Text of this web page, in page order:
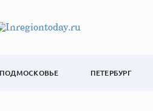
ПОДМОСКОВЬЕ ПЕТЕРБУРГ